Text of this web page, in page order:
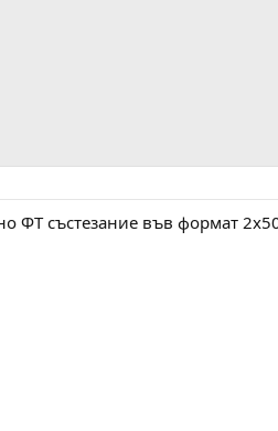
ФТ състезание във формат